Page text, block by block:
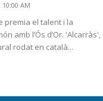
AM
premia el talent i la
amb l’Ós d’Or. 'Alcarràs',
rodat en català...